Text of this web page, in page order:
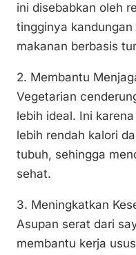
ini disebabkan oleh
tingginya
makanan berbasis
2. Membantu
Vegetarian
lebih ideal. Ini
lebih rendah kalori
tubuh, sehingga
sehat.
3. Meningkatkan
Asupan serat dari
membantu kerja